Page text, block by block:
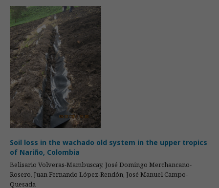
Soil loss in the wachado old system in the upper tropics
of Nariño, Colombia
Belisario Volveras-Mambuscay, José Domingo Merchancano-
Rosero, Juan Fernando López-Rendón, José Manuel Campo-
Quesada